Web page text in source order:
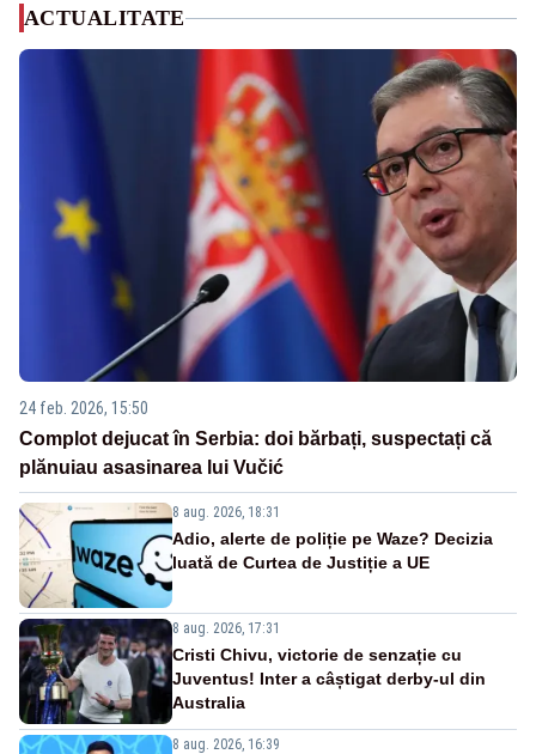
ACTUALITATE
24 feb. 2026, 15:50
Complot dejucat în Serbia: doi bărbați, suspectați că
plănuiau asasinarea lui Vučić
8 aug. 2026, 18:31
Adio, alerte de poliție pe Waze? Decizia
luată de Curtea de Justiție a UE
8 aug. 2026, 17:31
Cristi Chivu, victorie de senzație cu
Juventus! Inter a câștigat derby-ul din
Australia
8 aug. 2026, 16:39